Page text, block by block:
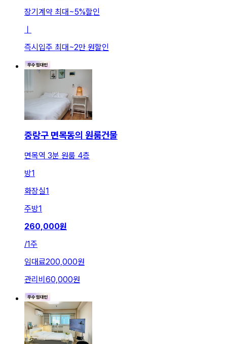
장기계약 최대 ~5%할인
즉시입주 최대 ~2만 원할인
중랑구 면목동의 원룸건물
면목역 3분 원룸 4층
방1
화장실1
주방1
260,000원
/1주
임대료200,000원
관리비 60,000원